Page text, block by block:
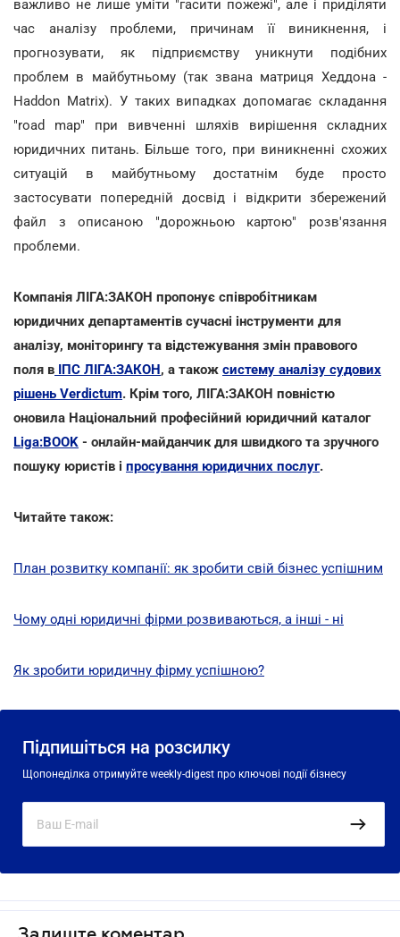
важливо не лише уміти "гасити пожежі", але і приділяти
час аналізу проблеми, причинам її виникнення, і
прогнозувати, як підприємству уникнути подібних
проблем в майбутньому (так звана матриця Хеддона -
Haddon Matrix). У таких випадках допомагає складання
"road map" при вивченні шляхів вирішення складних
юридичних питань. Більше того, при виникненні схожих
ситуацій в майбутньому достатнім буде просто
застосувати попередній досвід і відкрити збережений
файл з описаною "дорожньою картою" розв'язання
проблеми.
Компанія ЛІГА:ЗАКОН пропонує співробітникам
юридичних департаментів сучасні інструменти для
аналізу, моніторингу та відстежування змін правового
поля в ІПС ЛІГА:ЗАКОН, а також систему аналізу судових
рішень Verdictum. Крім того, ЛІГА:ЗАКОН повністю
оновила Національний професійний юридичний каталог
Liga:BOOK - онлайн-майданчик для швидкого та зручного
пошуку юристів і просування юридичних послуг.
Читайте також:
План розвитку компанії: як зробити свій бізнес успішним
Чому одні юридичні фірми розвиваються, а інші - ні
Як зробити юридичну фірму успішною?
Підпишіться на розсилку
Щопонеділка отримуйте weekly-digest про ключові події бізнесу